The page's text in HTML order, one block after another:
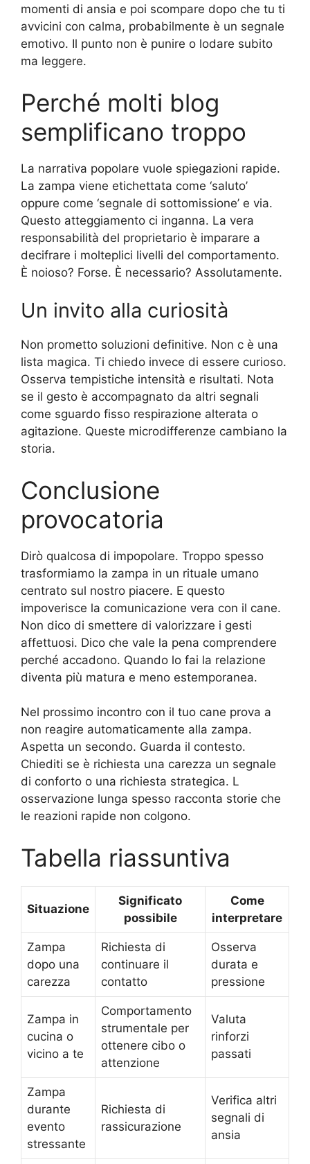
momenti di ansia e poi scompare dopo che tu ti
avvicini con calma, probabilmente è un segnale
emotivo. Il punto non è punire o lodare subito
ma leggere.
Perché molti blog
semplificano troppo
La narrativa popolare vuole spiegazioni rapide.
La zampa viene etichettata come ‘saluto’
oppure come ‘segnale di sottomissione’ e via.
Questo atteggiamento ci inganna. La vera
responsabilità del proprietario è imparare a
decifrare i molteplici livelli del comportamento.
È noioso? Forse. È necessario? Assolutamente.
Un invito alla curiosità
Non prometto soluzioni definitive. Non c è una
lista magica. Ti chiedo invece di essere curioso.
Osserva tempistiche intensità e risultati. Nota
se il gesto è accompagnato da altri segnali
come sguardo fisso respirazione alterata o
agitazione. Queste microdifferenze cambiano la
storia.
Conclusione
provocatoria
Dirò qualcosa di impopolare. Troppo spesso
trasformiamo la zampa in un rituale umano
centrato sul nostro piacere. E questo
impoverisce la comunicazione vera con il cane.
Non dico di smettere di valorizzare i gesti
affettuosi. Dico che vale la pena comprendere
perché accadono. Quando lo fai la relazione
diventa più matura e meno estemporanea.
Nel prossimo incontro con il tuo cane prova a
non reagire automaticamente alla zampa.
Aspetta un secondo. Guarda il contesto.
Chiediti se è richiesta una carezza un segnale
di conforto o una richiesta strategica. L
osservazione lunga spesso racconta storie che
le reazioni rapide non colgono.
Tabella riassuntiva
Situazione
Significato
possibile
Come
interpretare
Zampa
dopo una
carezza
Richiesta di
continuare il
contatto
Osserva
durata e
pressione
Zampa in
cucina o
vicino a te
Comportamento
strumentale per
ottenere cibo o
attenzione
Valuta
rinforzi
passati
Zampa
durante
evento
stressante
Richiesta di
rassicurazione
Verifica altri
segnali di
ansia